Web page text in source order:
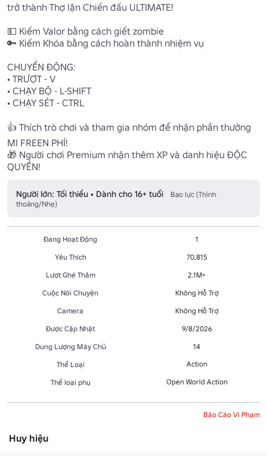
trở thành Thợ lặn Chiến đấu ULTIMATE!
💵 Kiếm Valor bằng cách giết zombie
🔑 Kiếm Khóa bằng cách hoàn thành nhiệm vụ
CHUYỂN ĐỘNG:
• TRƯỢT - V
• CHẠY BỘ - L-SHIFT
• CHẠY SÉT - CTRL
👍 Thích trò chơi và tham gia nhóm để nhận phần thưởng
MI FREEN PHÍ!
🎁 Người chơi Premium nhận thêm XP và danh hiệu ĐỘC
QUYỀN!
Người lớn: Tối thiểu • Dành cho 16+ tuổi
Bạo lực (Thỉnh
thoảng/Nhẹ)
Đang Hoạt Động
1
Yêu Thích
70,815
Lượt Ghé Thăm
2.1M+
Cuộc Nói Chuyện
Không Hỗ Trợ
Camera
Không Hỗ Trợ
Được Cập Nhật
9/8/2026
Dung Lượng Máy Chủ
14
Thể Loại
Action
Thể loại phụ Open World Action
Báo Cáo Vi Phạm
Huy hiệu